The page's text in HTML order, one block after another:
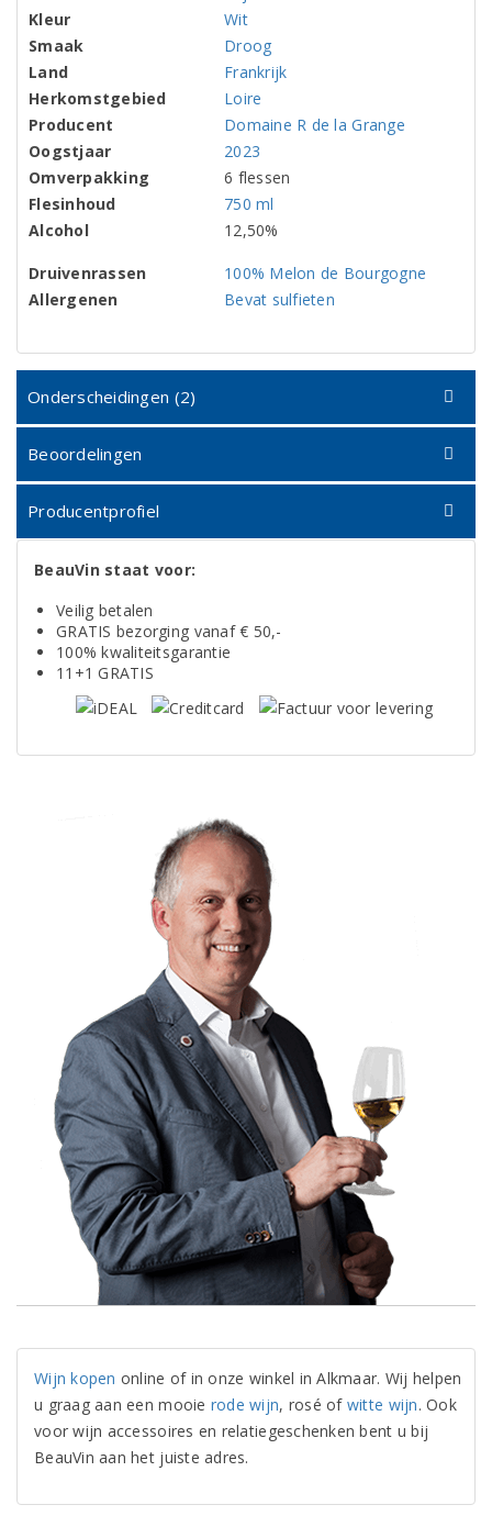
Kleur
Wit
Smaak
Droog
Land
Frankrijk
Herkomstgebied
Loire
Producent
Domaine R de la Grange
Oogstjaar
2023
Omverpakking
6 flessen
Flesinhoud
750 ml
Alcohol
12,50%
Druivenrassen
100% Melon de Bourgogne
Allergenen
Bevat sulfieten
Onderscheidingen (2)
Beoordelingen
Producentprofiel
BeauVin staat voor:
Veilig betalen
GRATIS bezorging vanaf € 50,-
100% kwaliteitsgarantie
11+1 GRATIS
Wijn kopen online of in onze winkel in Alkmaar. Wij helpen
u graag aan een mooie rode wijn, rosé of witte wijn. Ook
voor wijn accessoires en relatiegeschenken bent u bij
BeauVin aan het juiste adres.